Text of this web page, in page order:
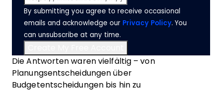
By submitting you agree to receive occasional
emails and acknowledge our Privacy Policy. You
can unsubscribe at any time.
Die Antworten waren vielfältig – von
Planungsentscheidungen über
Budgetentscheidungen bis hin zu